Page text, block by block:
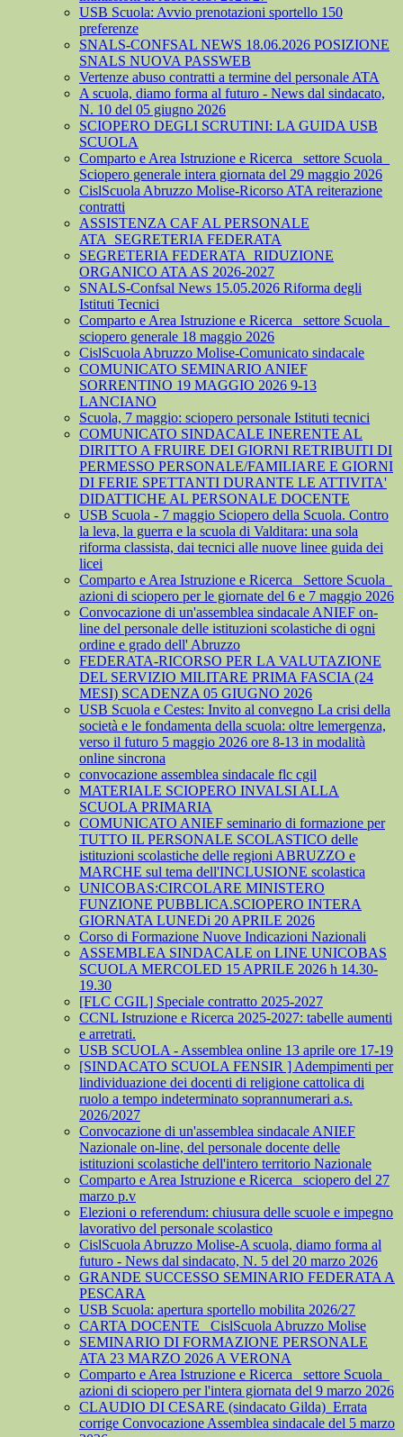
USB Scuola: Avvio prenotazioni sportello 150
preferenze
SNALS-CONFSAL NEWS 18.06.2026 POSIZIONE
SNALS NUOVA PASSWEB
Vertenze abuso contratti a termine del personale ATA
A scuola, diamo forma al futuro - News dal sindacato,
N. 10 del 05 giugno 2026
SCIOPERO DEGLI SCRUTINI: LA GUIDA USB
SCUOLA
Comparto e Area Istruzione e Ricerca_ settore Scuola_
Sciopero generale intera giornata del 29 maggio 2026
CislScuola Abruzzo Molise-Ricorso ATA reiterazione
contratti
ASSISTENZA CAF AL PERSONALE
ATA_SEGRETERIA FEDERATA
SEGRETERIA FEDERATA_RIDUZIONE
ORGANICO ATA AS 2026-2027
SNALS-Confsal News 15.05.2026 Riforma degli
Istituti Tecnici
Comparto e Area Istruzione e Ricerca_ settore Scuola_
sciopero generale 18 maggio 2026
CislScuola Abruzzo Molise-Comunicato sindacale
COMUNICATO SEMINARIO ANIEF
SORRENTINO 19 MAGGIO 2026 9-13
LANCIANO
Scuola, 7 maggio: sciopero personale Istituti tecnici
COMUNICATO SINDACALE INERENTE AL
DIRITTO A FRUIRE DEI GIORNI RETRIBUITI DI
PERMESSO PERSONALE/FAMILIARE E GIORNI
DI FERIE SPETTANTI DURANTE LE ATTIVITA'
DIDATTICHE AL PERSONALE DOCENTE
USB Scuola - 7 maggio Sciopero della Scuola. Contro
la leva, la guerra e la scuola di Valditara: una sola
riforma classista, dai tecnici alle nuove linee guida dei
licei
Comparto e Area Istruzione e Ricerca_ Settore Scuola_
azioni di sciopero per le giornate del 6 e 7 maggio 2026
Convocazione di un'assemblea sindacale ANIEF on-
line del personale delle istituzioni scolastiche di ogni
ordine e grado dell' Abruzzo
FEDERATA-RICORSO PER LA VALUTAZIONE
DEL SERVIZIO MILITARE PRIMA FASCIA (24
MESI) SCADENZA 05 GIUGNO 2026
USB Scuola e Cestes: Invito al convegno La crisi della
società e le fondamenta della scuola: oltre lemergenza,
verso il futuro 5 maggio 2026 ore 8-13 in modalità
online sincrona
convocazione assemblea sindacale flc cgil
MATERIALE SCIOPERO INVALSI ALLA
SCUOLA PRIMARIA
COMUNICATO ANIEF seminario di formazione per
TUTTO IL PERSONALE SCOLASTICO delle
istituzioni scolastiche delle regioni ABRUZZO e
MARCHE sul tema dell'INCLUSIONE scolastica
UNICOBAS:CIRCOLARE MINISTERO
FUNZIONE PUBBLICA.SCIOPERO INTERA
GIORNATA LUNEDi 20 APRILE 2026
Corso di Formazione Nuove Indicazioni Nazionali
ASSEMBLEA SINDACALE on LINE UNICOBAS
SCUOLA MERCOLED 15 APRILE 2026 h 14.30-
19.30
[FLC CGIL] Speciale contratto 2025-2027
CCNL Istruzione e Ricerca 2025-2027: tabelle aumenti
e arretrati.
USB SCUOLA - Assemblea online 13 aprile ore 17-19
[SINDACATO SCUOLA FENSIR ] Adempimenti per
lindividuazione dei docenti di religione cattolica di
ruolo a tempo indeterminato soprannumerari a.s.
2026/2027
Convocazione di un'assemblea sindacale ANIEF
Nazionale on-line, del personale docente delle
istituzioni scolastiche dell'intero territorio Nazionale
Comparto e Area Istruzione e Ricerca_ sciopero del 27
marzo p.v
Elezioni o referendum: chiusura delle scuole e impegno
lavorativo del personale scolastico
CislScuola Abruzzo Molise-A scuola, diamo forma al
futuro - News dal sindacato, N. 5 del 20 marzo 2026
GRANDE SUCCESSO SEMINARIO FEDERATA A
PESCARA
USB Scuola: apertura sportello mobilita 2026/27
CARTA DOCENTE_ CislScuola Abruzzo Molise
SEMINARIO DI FORMAZIONE PERSONALE
ATA 23 MARZO 2026 A VERONA
Comparto e Area Istruzione e Ricerca_ settore Scuola_
azioni di sciopero per l'intera giornata del 9 marzo 2026
CLAUDIO DI CESARE (sindacato Gilda)_Errata
corrige Convocazione Assemblea sindacale del 5 marzo